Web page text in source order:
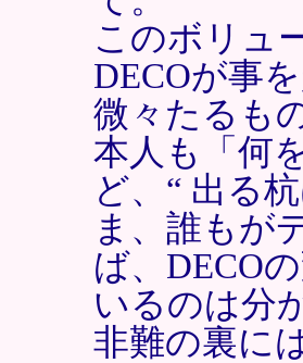
このボリュ
DECOが事
微々たるも
本人も「何
ど、“ 出る
ま、誰もが
ば、DECO
いるのは分
非難の裏に